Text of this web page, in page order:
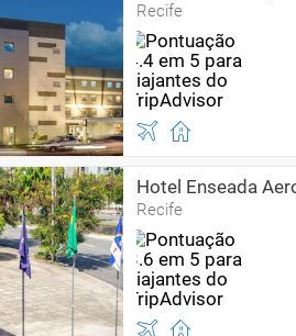
Recife
Hotel Enseada
Recife